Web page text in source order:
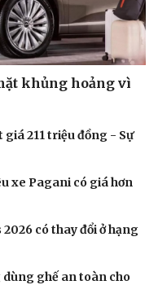
khủng hoảng vì
211 triệu đồng - Sự
xe Pagani có giá hơn
có thay đổi ở hạng
ghế an toàn cho